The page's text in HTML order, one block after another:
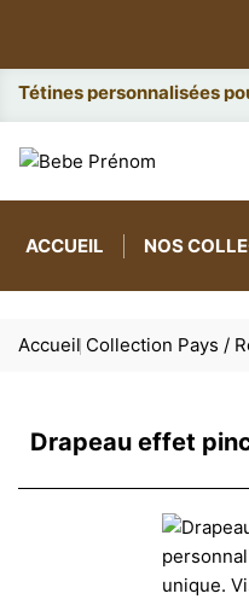
A
ACCUEIL NOS
Accueil Collection Pays /
Drapeau effet